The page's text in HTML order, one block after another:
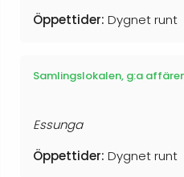
Öppettider: Dygnet runt
Samlingslokalen, g:a
Essunga
Öppettider: Dygnet runt